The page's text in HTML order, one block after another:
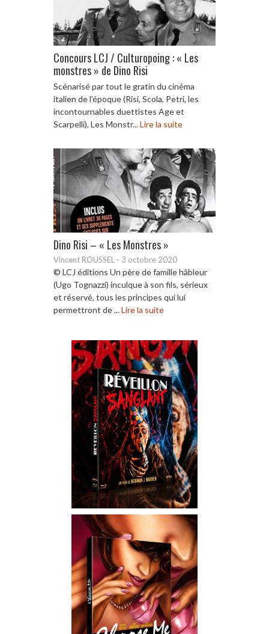
Concours LCJ / Culturopoing : « Les
monstres » de Dino Risi
Scénarisé par tout le gratin du cinéma
italien de l’époque (Risi, Scola, Petri, les
incontournables duettistes Age et
Scarpelli), Les Monstr...Lire la suite
Dino Risi – « Les Monstres »
Vincent ROUSSEL - 3 octobre 2020
© LCJ éditions Un père de famille hâbleur
(Ugo Tognazzi) inculque à son fils, sérieux
et réservé, tous les principes qui lui
permettront de ...Lire la suite